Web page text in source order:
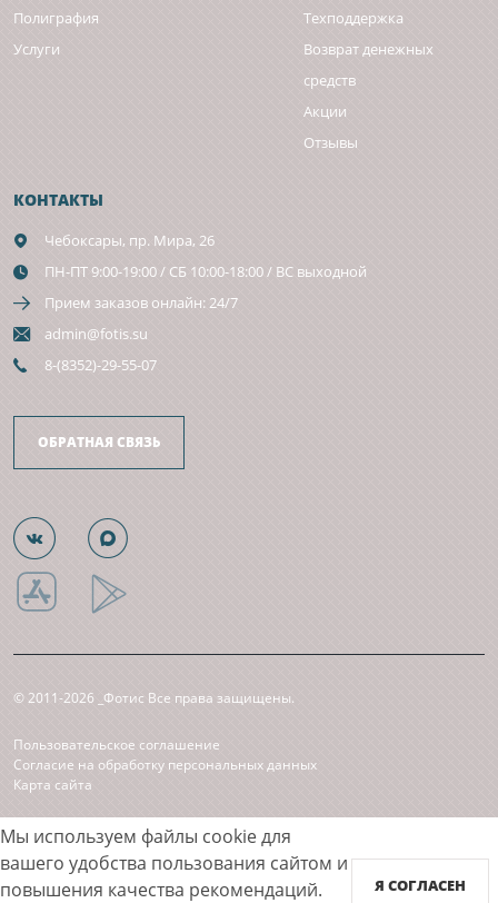
Мы используем файлы cookie для
вашего удобства пользования сайтом и
повышения качества рекомендаций.
Я СОГЛАСЕН
Полиграфия
Услуги
Техподдержка
Возврат денежных
средств
Акции
Отзывы
КОНТАКТЫ
Чебоксары, пр. Мира, 26
ПН-ПТ 9:00-19:00 / СБ 10:00-18:00 / ВС выходной
Прием заказов онлайн: 24/7
admin@fotis.su
8-(8352)-29-55-07
ОБРАТНАЯ СВЯЗЬ
© 2011-2026 _Фотис Все права защищены.
Пользовательское соглашение
Согласие на обработку персональных данных
Карта сайта
Принимаем к оплате
45445209